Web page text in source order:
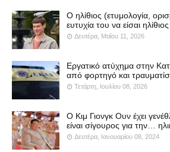
Ο ηλίθιος (ετυμολογία,
ευτυχία του να είσαι ηλίθιος
Δευτέρα, Μαΐου 11, 2026
Εργατικό ατύχημα στην
από φορτηγό και
Τετάρτη, Ιουλίου 08, 2026
Ο Κιμ Γιονγκ Ουν έχει
είναι σίγουρος για την…
Δευτέρα, Ιανουαρίου 08, 2024